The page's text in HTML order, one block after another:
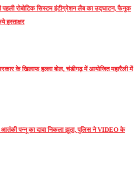
पहली रोबोटिक सिस्टम इंटीग्रेशन लैब का उद्घाटन, फैनुक
हस्ताक्षर
के खिलाफ हल्ला बोल, चंडीगढ़ में आयोजित महारैली में
आतंकी पन्नू का दावा निकला झूठा, पुलिस ने VIDEO के